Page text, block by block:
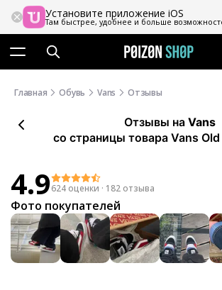
Установите приложение iOS
Там быстрее, удобнее и больше
Главная Обувь Vans Отзывы
Отзывы на Vans
со страницы товара Vans
4.9624 оценки · 182 отзыва
Фото покупателей